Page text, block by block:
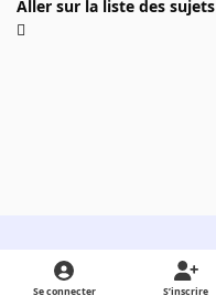
Aller sur la liste des sujets
Light ModeDark ModeSystem Preference
Se connecter S’inscrire